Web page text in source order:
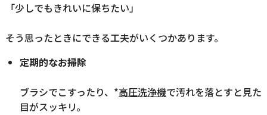
「少しでもきれいに保ちたい」
そう思ったときにできる工夫がいくつかあります。
定期的なお掃除
ブラシでこすったり、*高圧洗浄機で汚れを落とすと見た
目がスッキリ。